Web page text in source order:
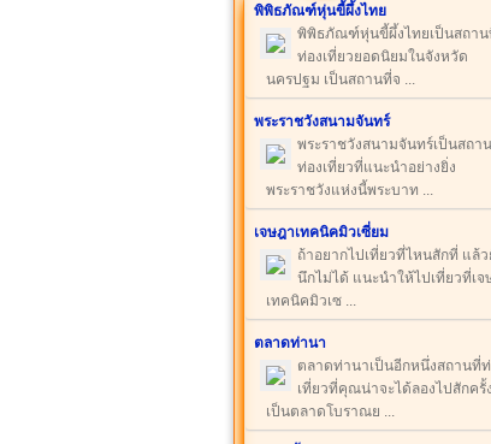
พิพิธภัณฑ์หุ่นขี้ผึ้งไทย
พิพิธภัณฑ์หุ่นขี้ผึ้งไทยเป็นสถาน
ท่องเที่ยวยอดนิยมในจังหวัด
นครปฐม เป็นสถานที่จ ...
พระราชวังสนามจันทร์
พระราชวังสนามจันทร์เป็นสถา
ท่องเที่ยวที่แนะนำอย่างยิ่ง
พระราชวังแห่งนี้พระบาท ...
เจษฎาเทคนิคมิวเซี่ยม
ถ้าอยากไปเที่ยวที่ไหนสักที่ แล้ว
นึกไม่ได้ แนะนำให้ไปเที่ยวที่เจ
เทคนิคมิวเซ ...
ตลาดท่านา
ตลาดท่านาเป็นอีกหนึ่งสถานที่ท่
เที่ยวที่คุณน่าจะได้ลองไปสักครั้ง
เป็นตลาดโบราณย ...